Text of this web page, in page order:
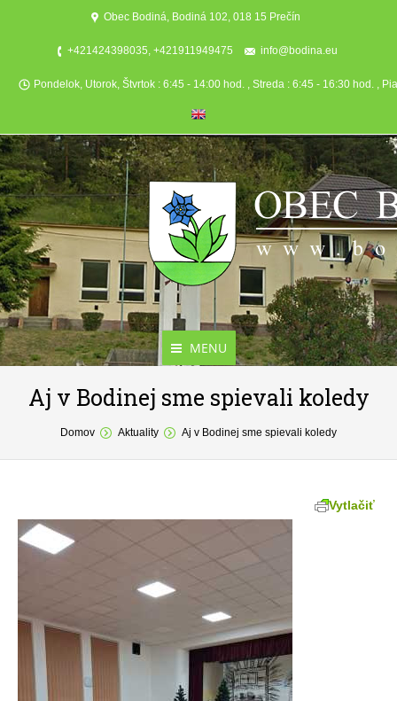
Obec Bodiná, Bodiná 102, 018 15 Prečín
+421424398035, +421911949475 info@bodina.eu
Pondelok, Utorok, Štvrtok : 6:45 - 14:00 hod. , Streda : 6:45 - 16:30 hod. ,
MENU
Aktuality
O obci
Formuláre
Fotogaléria
Kontakt
Aj v Bodinej sme spievali koledy
You are here:
Domov Aktuality Aj v Bodinej sme spievali koledy
Vytlačiť